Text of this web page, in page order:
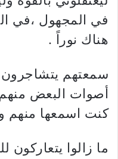
في المجهول ،في
هناك نوراً .
سمعتهم يتشاجرون
أصوات البعض
كنت اسمعها منهم
ما زالوا يتعاركون